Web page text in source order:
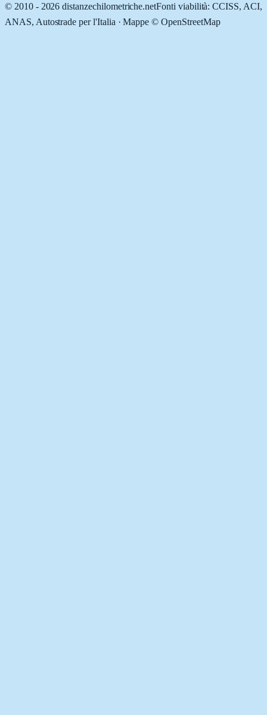
© 2010 - 2026 distanzechilometriche.netFonti viabilità: CCISS, ACI,
ANAS, Autostrade per l'Italia · Mappe © OpenStreetMap